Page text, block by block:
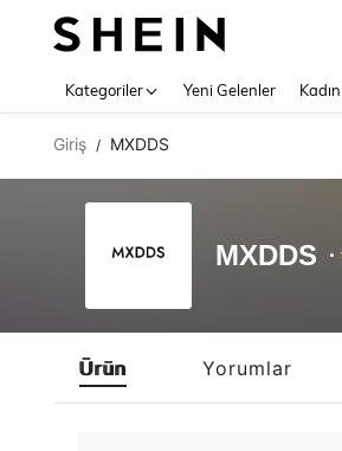
Kategoriler Yeni Gelenler
Giriş / MXDDS
MXDDS
Ürün Yorumlar